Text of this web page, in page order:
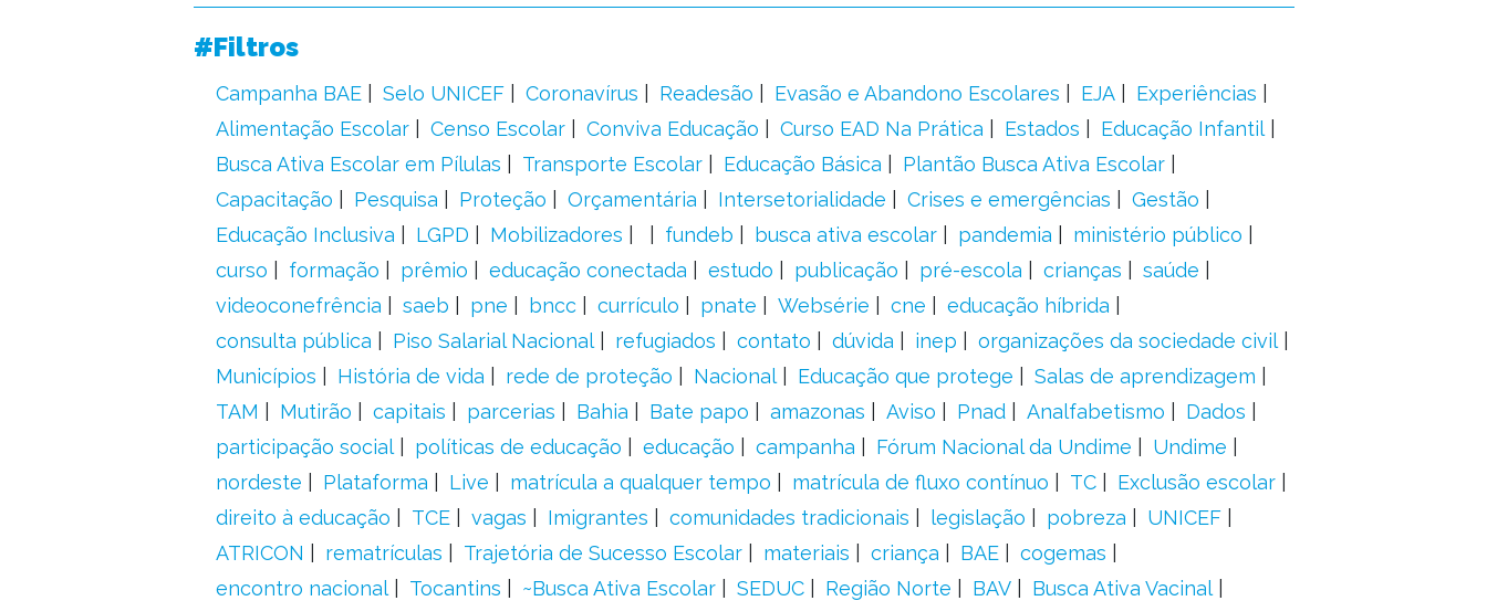
#Filtros
Campanha BAE Selo UNICEF Coronavírus Readesão Evasão e Abandono Escolares EJA
Experiências
Alimentação Escolar
Censo Escolar Conviva Educação Curso EAD Na Prática Estados
Educação Infantil
Busca Ativa Escolar em Pílulas
Transporte Escolar Educação Básica
Plantão Busca Ativa Escolar
Capacitação
Pesquisa Proteção Orçamentária Intersetorialidade Crises e emergências
Gestão
Educação Inclusiva
LGPD Mobilizadores fundeb busca ativa escolar pandemia
ministério público
curso
formação prêmio educação conectada estudo publicação pré-escola crianças
saúde
videoconefrência
saeb pne bncc currículo pnate Websérie cne
educação híbrida
consulta pública
Piso Salarial Nacional refugiados contato dúvida inep
organizações da sociedade civil
Municípios
História de vida rede de proteção Nacional Educação que protege
Salas de aprendizagem
TAM
Mutirão capitais parcerias Bahia Bate papo amazonas Aviso Pnad Analfabetismo
Dados
participação social
políticas de educação educação campanha Fórum Nacional da Undime
Undime
nordeste
Plataforma Live matrícula a qualquer tempo matrícula de fluxo contínuo TC
Exclusão escolar
direito à educação
TCE vagas Imigrantes comunidades tradicionais legislação pobreza
UNICEF
ATRICON
rematrículas Trajetória de Sucesso Escolar materiais criança BAE
cogemas
encontro nacional
Tocantins ~Busca Ativa Escolar SEDUC Região Norte BAV
Busca Ativa Vacinal